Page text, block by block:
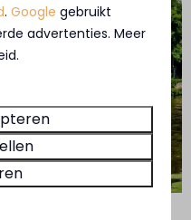
.Google gebruikt
advertenties. Meer